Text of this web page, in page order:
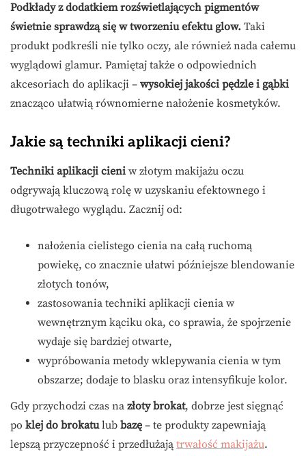
Podkłady z dodatkiem rozświetlających pigmentów
świetnie sprawdzą się w tworzeniu efektu glow. Taki
produkt podkreśli nie tylko oczy, ale również nada całemu
wyglądowi glamur. Pamiętaj także o odpowiednich
akcesoriach do aplikacji – wysokiej jakości pędzle i gąbki
znacząco ułatwią równomierne nałożenie kosmetyków.
Jakie są techniki aplikacji cieni?
Techniki aplikacji cieni w złotym makijażu oczu
odgrywają kluczową rolę w uzyskaniu efektownego i
długotrwałego wyglądu. Zacznij od:
nałożenia cielistego cienia na całą ruchomą
powiekę, co znacznie ułatwi późniejsze blendowanie
złotych tonów,
zastosowania techniki aplikacji cienia w
wewnętrznym kąciku oka, co sprawia, że spojrzenie
wydaje się bardziej otwarte,
wypróbowania metody wklepywania cienia w tym
obszarze; dodaje to blasku oraz intensyfikuje kolor.
Gdy przychodzi czas na złoty brokat, dobrze jest sięgnąć
po klej do brokatulub bazę – te produkty zapewniają
lepszą przyczepność i przedłużają trwałość makijażu.